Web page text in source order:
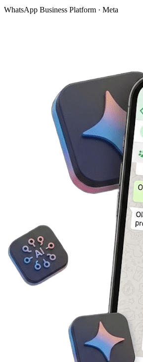
WhatsApp Business Platform · Meta